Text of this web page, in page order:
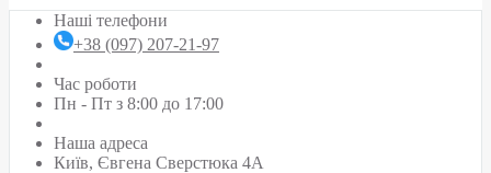
Наші телефони
+38 (097) 207-21-97
Час роботи
Пн - Пт з 8:00 до 17:00
Наша адреса
Київ, Євгена Сверстюка 4А